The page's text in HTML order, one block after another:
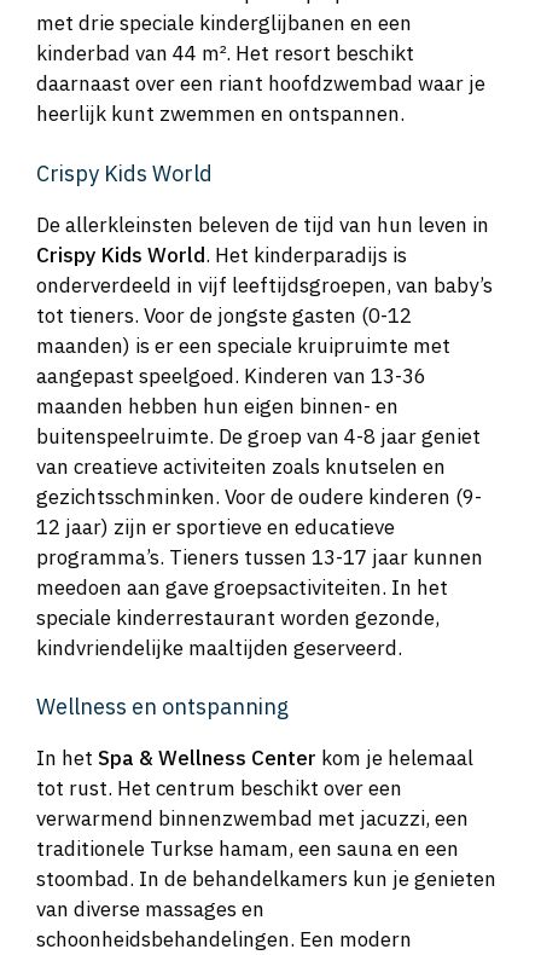
met drie speciale kinderglijbanen en een
kinderbad van 44 m². Het resort beschikt
daarnaast over een riant hoofdzwembad waar je
heerlijk kunt zwemmen en ontspannen.
Crispy Kids World
De allerkleinsten beleven de tijd van hun leven in
Crispy Kids World. Het kinderparadijs is
onderverdeeld in vijf leeftijdsgroepen, van baby’s
tot tieners. Voor de jongste gasten (0-12
maanden) is er een speciale kruipruimte met
aangepast speelgoed. Kinderen van 13-36
maanden hebben hun eigen binnen- en
buitenspeelruimte. De groep van 4-8 jaar geniet
van creatieve activiteiten zoals knutselen en
gezichtsschminken. Voor de oudere kinderen (9-
12 jaar) zijn er sportieve en educatieve
programma’s. Tieners tussen 13-17 jaar kunnen
meedoen aan gave groepsactiviteiten. In het
speciale kinderrestaurant worden gezonde,
kindvriendelijke maaltijden geserveerd.
Wellness en ontspanning
In het Spa & Wellness Center kom je helemaal
tot rust. Het centrum beschikt over een
verwarmend binnenzwembad met jacuzzi, een
traditionele Turkse hamam, een sauna en een
stoombad. In de behandelkamers kun je genieten
van diverse massages en
schoonheidsbehandelingen. Een modern